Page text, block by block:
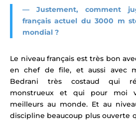
— Justement, comment
français actuel du 3000 m
mondial ?
Le niveau français est très bon
en chef de file, et aussi avec
Bedrani très costaud qui
monstrueux et qui pour moi
meilleurs au monde. Et au
discipline beaucoup plus ouverte